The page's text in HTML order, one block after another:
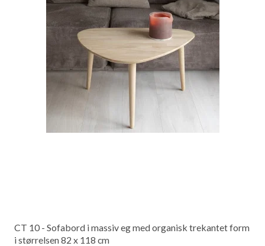
CT 10 - Sofabord i massiv eg med organisk trekantet form
i størrelsen 82 x 118 cm